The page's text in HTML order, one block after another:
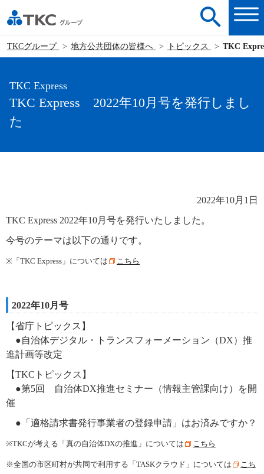
TKCグループ 地方公共団体の皆様へ トピックス TKC
TKC Express
TKC Express 2022年10月号を発行しまし
た
2022年10月1日
TKC Express 2022年10月号を発行いたしました。
今号のテーマは以下の通りです。
※「 TKC Express 」については こちら
2022年10月号
【省庁トピックス】
●自治体デジタル・トランスフォーメーション（DX）推
進計画等改定​
【TKCトピックス】
●第5回 自治体DX推進セミナー（情報主管課向け）を開
催
●「適格請求書発行事業者の登録申請」はお済みですか？
※TKCが考える「真の自治体DXの推進」については こちら
※全国の市区町村が共同で利用する「TASKクラウド」については
こち